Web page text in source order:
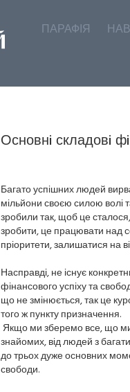
ПАРАФІЯ
Основнi складовi
Багато успішних людей
мільйони своєю силою волі
зробили так, щоб це
зробити, це працювати над
пріоритети, залишатися на
Насправді, не існує
фінансового успіху та
що не змінюється, так це
того ж пункту призначення.
Якщо ми зберемо все, що ми
знайомих, від людей з
до трьох дуже основних
свободи.